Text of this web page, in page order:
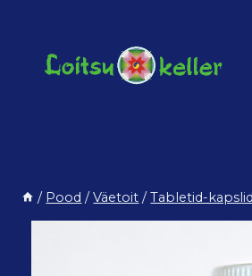
content
/ Pood / Väetoit / Tabletid-kapslid